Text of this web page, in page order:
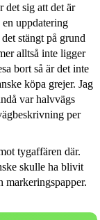
det sig att det är
uppdatering
stängt på grund
alltså inte ligger
bort så är det inte
köpa grejer. Jag
var halvvägs
per
tygaffären där.
skulle ha blivit
markeringspapper.